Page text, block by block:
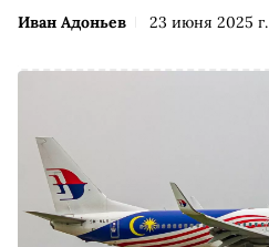
Иван Адоньев 23 июня 2025 г.